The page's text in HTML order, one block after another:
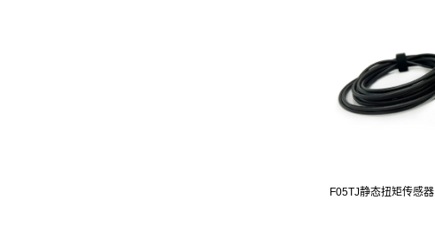
F05TJ静态扭矩传感器